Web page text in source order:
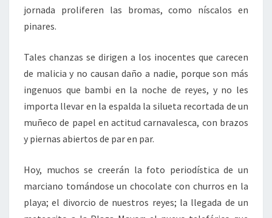
jornada proliferen las bromas, como níscalos en
pinares.
Tales chanzas se dirigen a los inocentes que carecen
de malicia y no causan daño a nadie, porque son más
ingenuos que bambi en la noche de reyes, y no les
importa llevar en la espalda la silueta recortada de un
muñeco de papel en actitud carnavalesca, con brazos
y piernas abiertos de par en par.
Hoy, muchos se creerán la foto periodística de un
marciano tomándose un chocolate con churros en la
playa; el divorcio de nuestros reyes; la llegada de un